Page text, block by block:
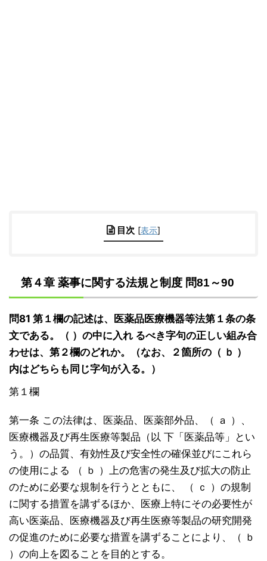
目次 [表示]
第４章 薬事に関する法規と制度 問81～90
問81 第１欄の記述は、医薬品医療機器等法第１条の条
文である。（ ）の中に入れ るべき字句の正しい組み合
わせは、第２欄のどれか。（なお、２箇所の（ ｂ ）
内はどちらも同じ字句が入る。）
第１欄
第一条 この法律は、医薬品、医薬部外品、（ ａ ）、
医療機器及び再生医療等製品（以 下「医薬品等」とい
う。）の品質、有効性及び安全性の確保並びにこれら
の使用による （ ｂ ）上の危害の発生及び拡大の防止
のために必要な規制を行うとともに、 （ ｃ ）の規制
に関する措置を講ずるほか、医療上特にその必要性が
高い医薬品、医療機器及び再生医療等製品の研究開発
の促進のために必要な措置を講ずることにより、（ ｂ
）の向上を図ることを目的とする。